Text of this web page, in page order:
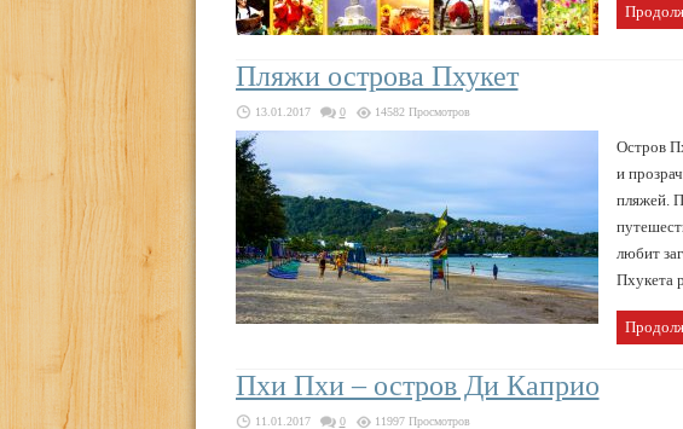
Пляжи острова Пхукет
13.01.2017 0 14582 Просмотров
Остров
и
пляжей.
любит
Пхукета
Пхи Пхи – остров Ди Каприо
11.01.2017 0 11997 Просмотров